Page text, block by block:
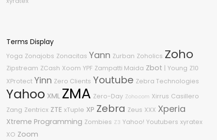
Terms Display
Yoga Zonajobs Zonacitas Yann Zurban Zoholics Zoho
Zipstream ZCash Xoom YPF Zampatti Maida Zbot | Young Z10
XProtect Yinn Zero Clients Youtube Zebra Technologies
Yahoo XML ZMA Zero-Day Zoho.com Xirrus Casillero
Zang Zentricx ZTE xTuple XP Zebra Zeus XXX Xperia
Xtreme Programming Zombies Z3 Yahoo! Youtubers xyratex
XO Zoom